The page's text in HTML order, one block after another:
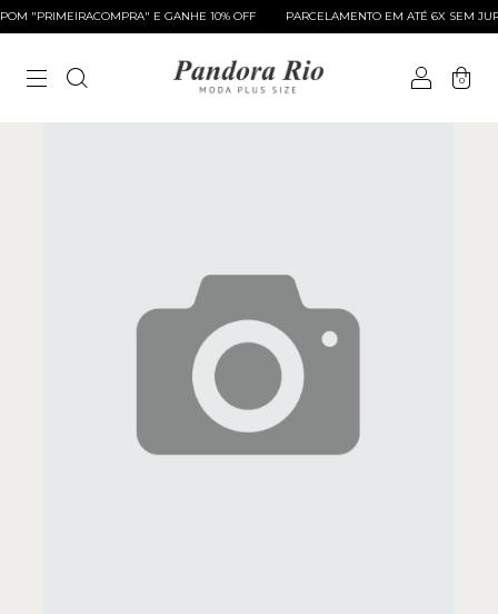
"PRIMEIRACOMPRA" E GANHE 10% OFF PARCELAMENTO EM ATÉ 6X SEM
0